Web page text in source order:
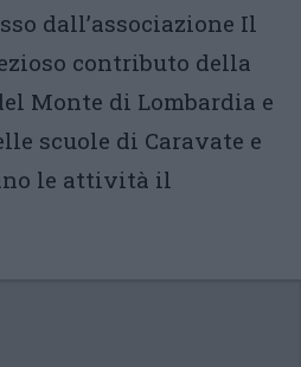
dall’associazione Il
contributo della
Monte di Lombardia e
scuole di Caravate e
le attività il